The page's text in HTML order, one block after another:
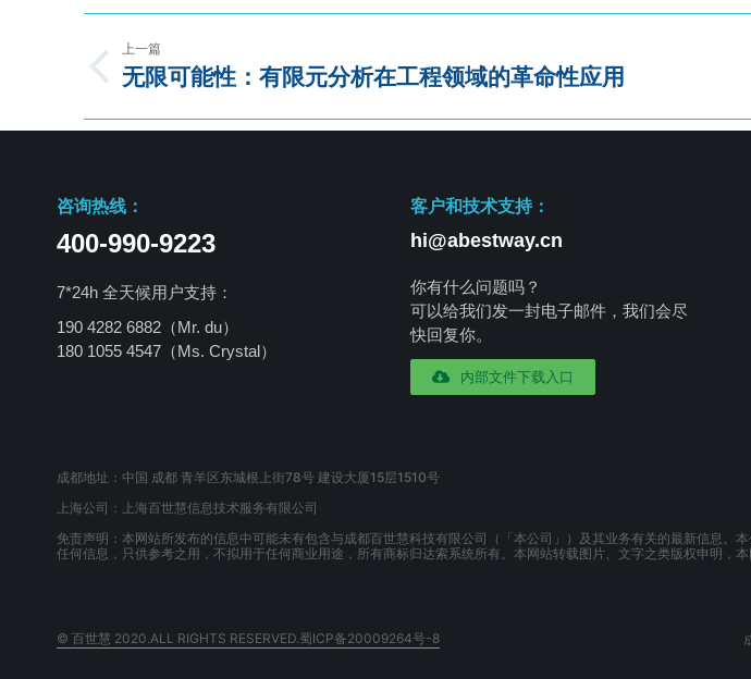
上一篇
无限可能性：有限元分析在工程领域的革命性应用
咨询热线：
400-990-9223
7*24h 全天候用户支持：
190 4282 6882（Mr. du）
180 1055 4547 （Ms. Crystal）
客户和技术支持：
hi@abestway.cn
你有什么问题吗？
可以给我们发一封电子邮件，我们会尽
快回复你。
内部文件下载入口
成都地址：中国 成都 青羊区东城根上街78号 建设大厦15层1510号
上海公司：上海百世慧信息技术服务有限公司
免责声明：本网站所发布的信息中可能未有包含与成都百世慧科技有限公司（「本公司」）及其业务有关的最新信息
任何信息，只供参考之用，不拟用于任何商业用途，所有商标归达索系统所有。本网站转载图片、文字之类版权申明，
© 百世慧 2020.ALL RIGHTS RESERVED.蜀ICP备20009264号-8